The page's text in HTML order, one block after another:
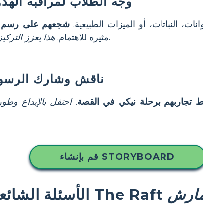
النباتات، أو الميزات الطبيعية.شجعهم على رسم
مثيرة للاهتمام. هذا يعزز .
ناقش وشارك
تجاربهم برحلة نيكي في القصة.احتفل بالإبداع
قم بإنشاء STORYBOARD
الأسئلة الشائعة حول The Raft